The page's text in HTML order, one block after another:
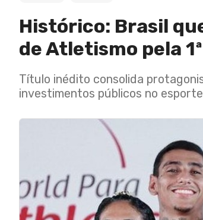
Histórico: Brasil
de Atletismo pela
Título inédito consolida
investimentos públicos no esporte